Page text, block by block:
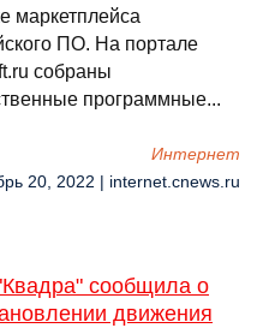
маркетплейса
ПО. На портале
собраны
программные...
Интернет
20, 2022 | internet.cnews.ru
сообщила о
движения